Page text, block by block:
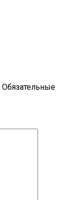
Обязательные